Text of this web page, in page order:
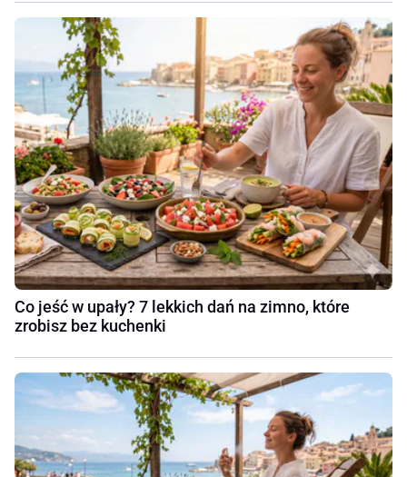
Co jeść w upały? 7 lekkich dań na zimno, które
zrobisz bez kuchenki